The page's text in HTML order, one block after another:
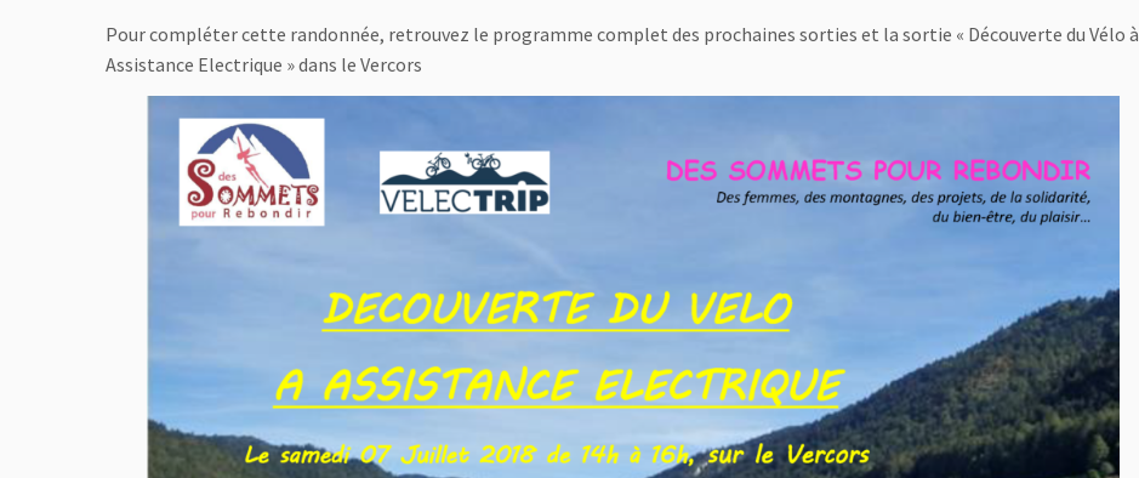
Pour compléter cette randonnée, retrouvez le programme complet des prochaines sorties et la sortie « Découverte du Vélo à
Assistance Electrique » dans le Vercors